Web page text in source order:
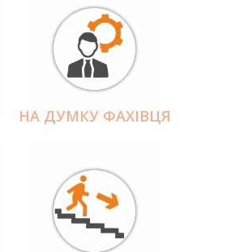
НА ДУМКУ ФАХІВЦЯ